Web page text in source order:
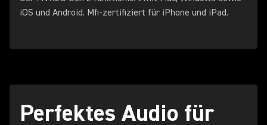
iOS und Android. Mfi-zertifiziert für iPhone und iPad.
Perfektes Audio für